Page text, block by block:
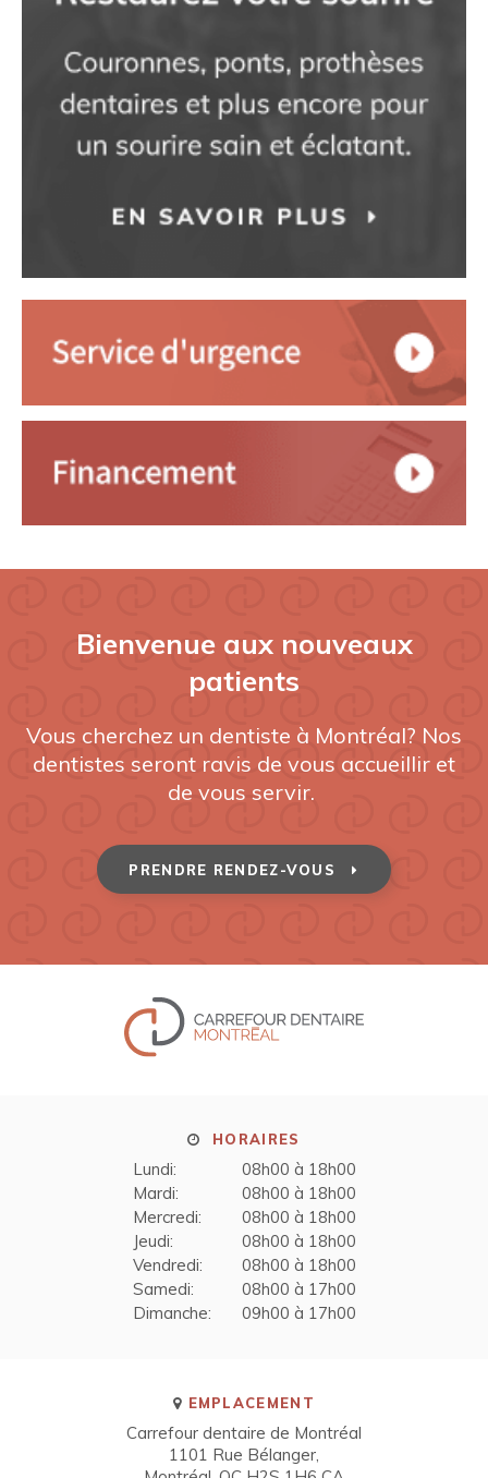
Bienvenue aux nouveaux
patients
Vous cherchez un dentiste à Montréal? Nos
dentistes seront ravis de vous accueillir et
de vous servir.
PRENDRE RENDEZ-VOUS
HORAIRES
Lundi:
08h00 à 18h00
Mardi:
08h00 à 18h00
Mercredi:
08h00 à 18h00
Jeudi:
08h00 à 18h00
Vendredi:
08h00 à 18h00
Samedi:
08h00 à 17h00
Dimanche:
09h00 à 17h00
EMPLACEMENT
Carrefour dentaire de Montréal
1101 Rue Bélanger